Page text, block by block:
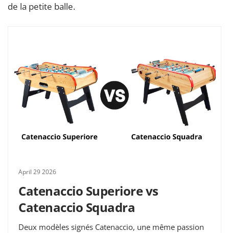
de la petite balle.
April 29 2026
Catenaccio Superiore vs
Catenaccio Squadra
Deux modèles signés Catenaccio, une même passion